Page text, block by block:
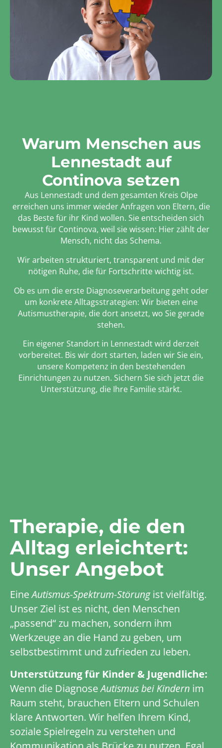
Warum Menschen aus
Lennestadt auf
Continova setzen
Aus Lennestadt und dem gesamten Kreis Olpe
erreichen uns immer wieder Anfragen von Eltern, die
das Beste für ihr Kind wollen. Sie entscheiden sich
bewusst für Continova, weil sie wissen: Hier zählt der
Mensch, nicht das Schema.
Wir arbeiten strukturiert, transparent und mit der
nötigen Ruhe, die für Fortschritte wichtig ist.
Ob es um die erste Diagnoseverarbeitung geht oder
um konkrete Alltagsstrategien: Wir bieten eine
Autismustherapie, die dort ansetzt, wo Sie gerade
stehen.
Ein eigener Standort in Lennestadt wird derzeit
vorbereitet. Bis wir dort starten, laden wir Sie ein,
unsere Kompetenz in den bestehenden
Einrichtungen zu nutzen. Sichern Sie sich jetzt die
Unterstützung, die Ihre Familie stärkt.
Therapie, die den
Alltag erleichtert:
Unser Angebot
EineAutismus-Spektrum-Störungist vielfältig.
Unser Ziel ist es nicht, den Menschen
„passend“ zu machen, sondern ihm
Werkzeuge an die Hand zu geben, um
selbstbestimmt und zufrieden zu leben.
Unterstützung für Kinder & Jugendliche:
Wenn die DiagnoseAutismus bei Kindernim
Raum steht, brauchen Eltern und Schulen
klare Antworten. Wir helfen Ihrem Kind,
soziale Spielregeln zu verstehen und